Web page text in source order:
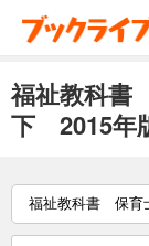
福祉教科
下 2015年